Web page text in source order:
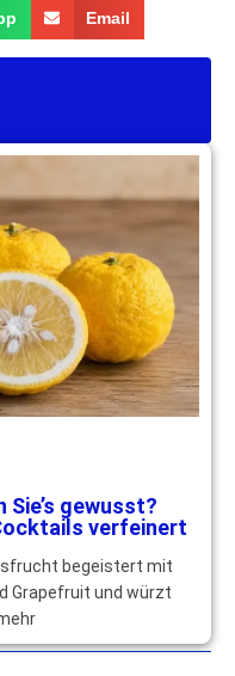
Email
gewusst?
verfeinert
begeistert mit
Grapefruit und würzt